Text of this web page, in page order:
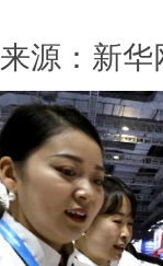
来源：新华